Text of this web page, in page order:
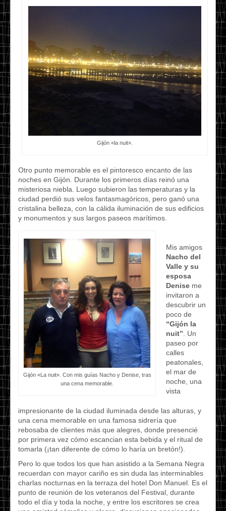
Gijón «la nuit».
Otro punto memorable es el pintoresco encanto de las
noches en Gijón. Durante los primeros días reinó una
misteriosa niebla. Luego subieron las temperaturas y la
ciudad perdió sus velos fantasmagóricos, pero ganó una
cristalina belleza, con la cálida iluminación de sus edificios
y monumentos y sus largos paseos marítimos.
Gijón «La nuit». Con mis guías Nacho y Denise, tras
una cena memorable.
Mis amigos
Nacho del
Valle y su
esposa
Denise me
invitaron a
descubrir un
poco de
“Gijón la
nuit” . Un
paseo por
calles
peatonales,
el mar de
noche, una
vista
impresionante de la ciudad iluminada desde las alturas, y
una cena memorable en una famosa sidrería que
rebosaba de clientes más que alegres, donde presencié
por primera vez cómo escancian esta bebida y el ritual de
tomarla (¡tan diferente de cómo lo haría un bretón!).
Pero lo que todos los que han asistido a la Semana Negra
recuerdan con mayor cariño es sin duda las interminables
charlas nocturnas en la terraza del hotel Don Manuel. Es el
punto de reunión de los veteranos del Festival, durante
todo el día y toda la noche, y entre los escritores se crea